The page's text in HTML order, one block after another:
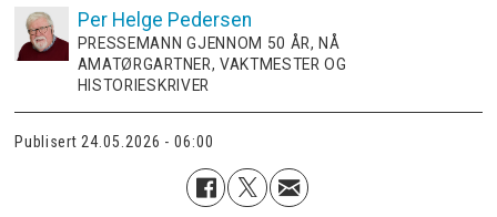
Per Helge Pedersen
PRESSEMANN GJENNOM 50 ÅR, NÅ
AMATØRGARTNER, VAKTMESTER OG
HISTORIESKRIVER
Publisert 24.05.2026 - 06:00